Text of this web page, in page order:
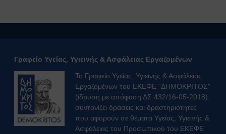
Γραφείο Υγείας, Υγιεινής & Ασφάλειας Εργαζομένων
Το Γραφείο Υγείας, Υγιεινής & Ασφάλειας
Εργαζομένων του ΕΚΕΦΕ “ΔΗΜΟΚΡΙΤΟΣ”
(ίδρυση με απόφαση ΔΣ 432/16-05-2018),
συντονίζει δράσεις και δραστηριότητες
που αφορούν σε θέματα Υγείας, Υγιεινής &
Ασφάλειας του Προσωπικού του ΕΚΕΦΕ